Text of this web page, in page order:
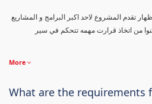
تقدم المشروع لاحد اكبر البرامج و المشاريع
من اتخاذ قرارت مهمه تتحكم في سير
More
What are the requirements